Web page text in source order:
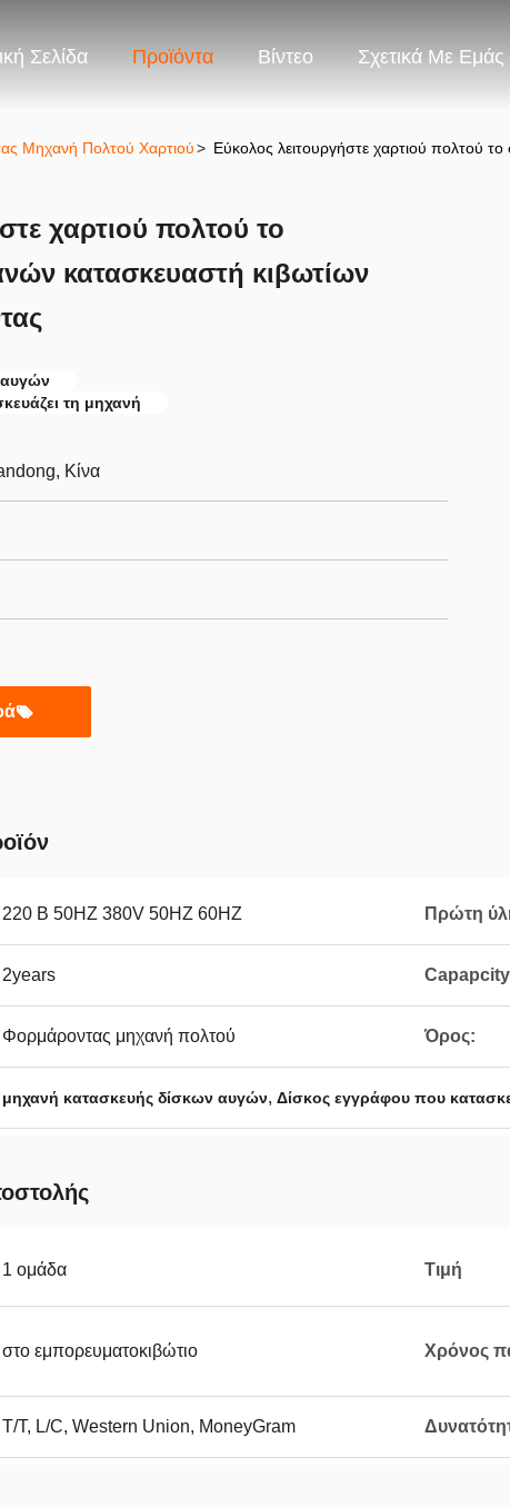
Σελίδα Προϊόντα Βίντεο Σχετικά Με Εμάς
Μηχανή Πολτού Χαρτιού> Εύκολος λειτουργήστε χαρτιού πολτού
χαρτιού πολτού το
κατασκευαστή κιβωτίων
αυγών
τη μηχανή
Κίνα
220 Β 50HZ 380V 50HZ 60HZ Πρώτη
2years
Φορμάροντας μηχανή πολτού Όρος:
μηχανή κατασκευής δίσκων αυγών, Δίσκος εγγράφου που
1 ομάδα Τιμή
στο εμπορευματοκιβώτιο Χρόνος
T/T, L/C, Western Union, MoneyGram